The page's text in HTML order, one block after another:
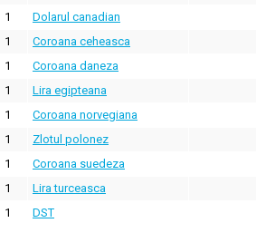
1 Dolarul canadian
1 Coroana ceheasca
1 Coroana daneza
1 Lira egipteana
1 Coroana norvegiana
1 Zlotul polonez
1 Coroana suedeza
1 Lira turceasca
1 DST